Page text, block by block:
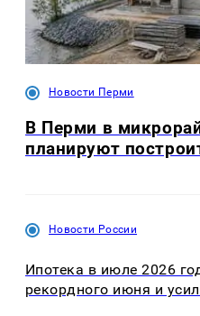
Новости Перми
В Перми в
планируют
Новости России
Ипотека в июле 2026
рекордного июня и